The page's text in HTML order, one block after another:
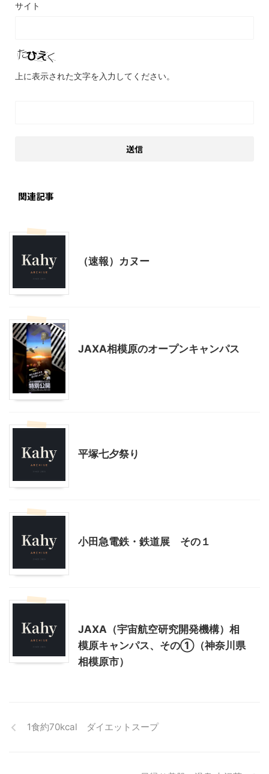
サイト
上に表示された文字を入力してください。
関連記事
（速報）カヌー
JAXA相模原のオープンキャンパス
平塚七夕祭り
小田急電鉄・鉄道展 その１
JAXA（宇宙航空研究開発機構）相
模原キャンパス、その①（神奈川県
相模原市）
1食約70kcal ダイエットスープ